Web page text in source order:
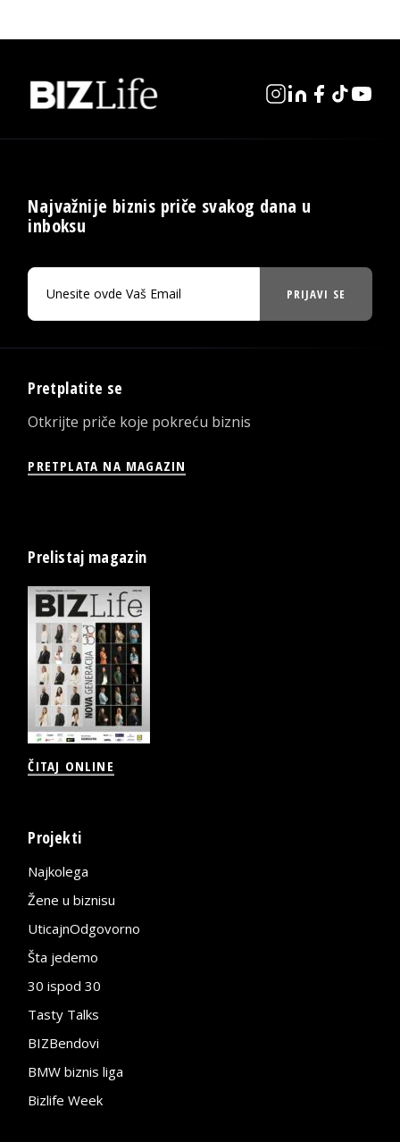
Najvažnije biznis priče svakog dana u
inboksu
PRIJAVI SE
Pretplatite se
Otkrijte priče koje pokreću biznis
PRETPLATA NA MAGAZIN
Prelistaj magazin
ČITAJ ONLINE
Projekti
Najkolega
Žene u biznisu
UticajnOdgovorno
Šta jedemo
30 ispod 30
Tasty Talks
BIZBendovi
BMW biznis liga
Bizlife Week